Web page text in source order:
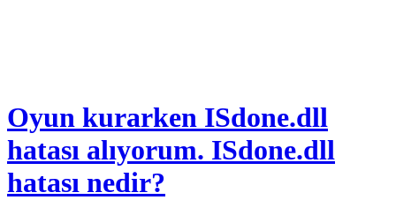
Oyun kurarken ISdone.dll
hatası alıyorum. ISdone.dll
hatası nedir?